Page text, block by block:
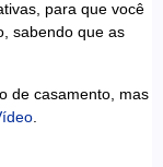
para que você
sabendo que as
de casamento, mas